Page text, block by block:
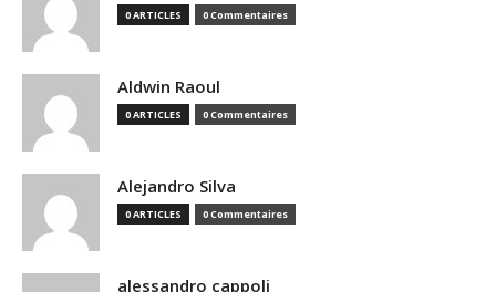
0 ARTICLES 0 Commentaires
Aldwin Raoul
0 ARTICLES 0 Commentaires
Alejandro Silva
0 ARTICLES 0 Commentaires
alessandro cappoli